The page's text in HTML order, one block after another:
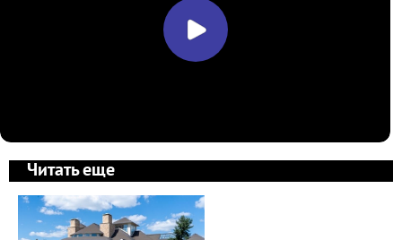
Читать еще